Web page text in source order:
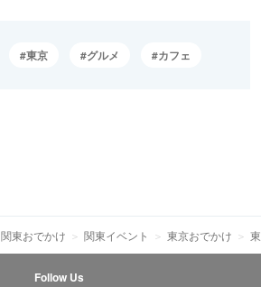
東京 グルメ カフェ
関東おでかけ 関東イベント 東京おでかけ
Follow Us